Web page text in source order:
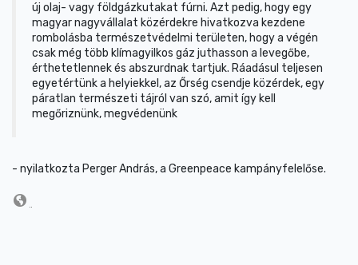
új olaj- vagy földgázkutakat fúrni. Azt pedig, hogy egy
magyar nagyvállalat közérdekre hivatkozva kezdene
rombolásba természetvédelmi területen, hogy a végén
csak még több klímagyilkos gáz juthasson a levegőbe,
érthetetlennek és abszurdnak tartjuk. Ráadásul teljesen
egyetértünk a helyiekkel, az Őrség csendje közérdek, egy
páratlan természeti tájról van szó, amit így kell
megőriznünk, megvédenünk
- nyilatkozta Perger András, a Greenpeace kampányfelelőse.